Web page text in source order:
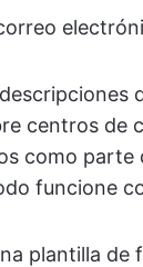
centros de
como
funcione
plantilla